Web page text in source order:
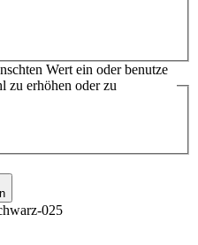
Wert ein oder benutze
zu erhöhen oder zu
025